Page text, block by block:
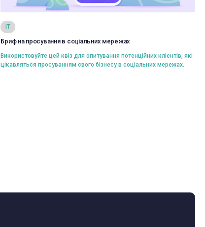
IT
Бриф на просування в соціальних мережах
Використовуйте цей квіз для опитування потенційних клієнтів, які
цікавляться просуванням свого бізнесу в соціальних мережах.